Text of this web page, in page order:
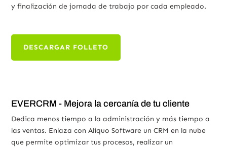
y finalización de jornada de trabajo por cada empleado.
DESCARGAR FOLLETO
EVERCRM - Mejora la cercanía de tu cliente
Dedica menos tiempo a la administración y más tiempo a
las ventas. Enlaza con Aliquo Software un CRM en la nube
que permite optimizar tus procesos, realizar un